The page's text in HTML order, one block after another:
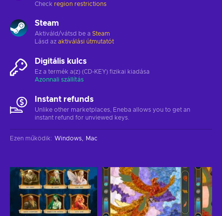
Check region restrictions
Steam
Aktiváld/vátsd be a Steam
Lásd az aktiválási útmutatót
Digitális kulcs
Ez a termék a(z) (CD-KEY) fizikai kiadása
Azonnali szállítás
Instant refunds
Unlike other marketplaces, Eneba allows you to get an
instant refund for unviewed keys.
Ezen működik: Windows Mac